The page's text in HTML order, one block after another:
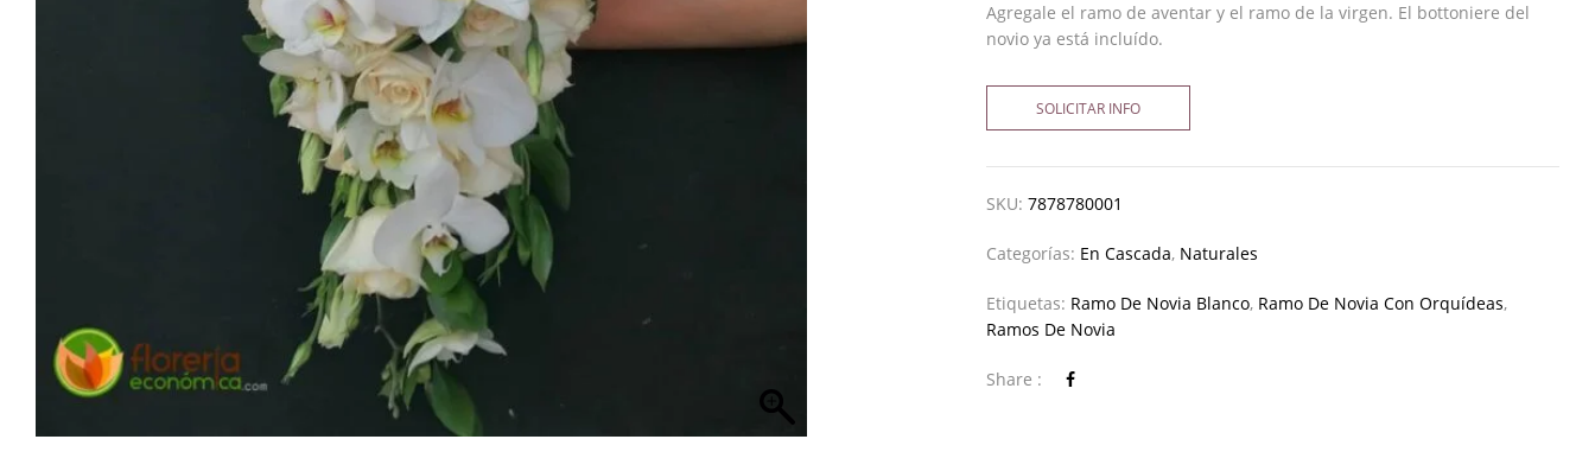
Agregale el ramo de aventar y el ramo de la virgen. El bottoniere del
novio ya está incluído.
SOLICITAR INFO
SKU:7878780001
Categorías: En Cascada, Naturales
Etiquetas: Ramo De Novia Blanco, Ramo De Novia Con Orquídeas,
Ramos De Novia
Share :